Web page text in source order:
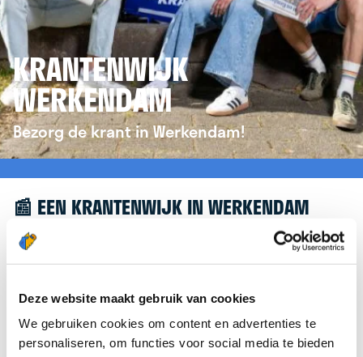
Deze website maakt gebruik van cookies
We gebruiken cookies om content en advertenties te
personaliseren, om functies voor social media te bieden
KRANTENWIJK
WERKENDAM
Bezorg de krant in Werkendam!
📰 EEN KRANTENWIJK IN WERKENDAM
Leuk dat je geïnteresseerd bent in een
krantenwijk in Werkendam! Om je verder te
website vankrantenbezorgen.nl. Daar kun je je
eenvoudig aanmelden om de krant te bezorgen in